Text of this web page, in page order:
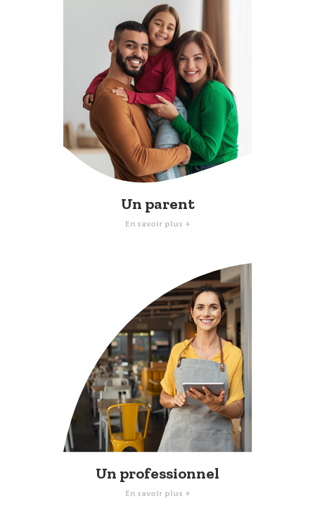
Un parent
En savoir plus +
Un professionnel
En savoir plus +